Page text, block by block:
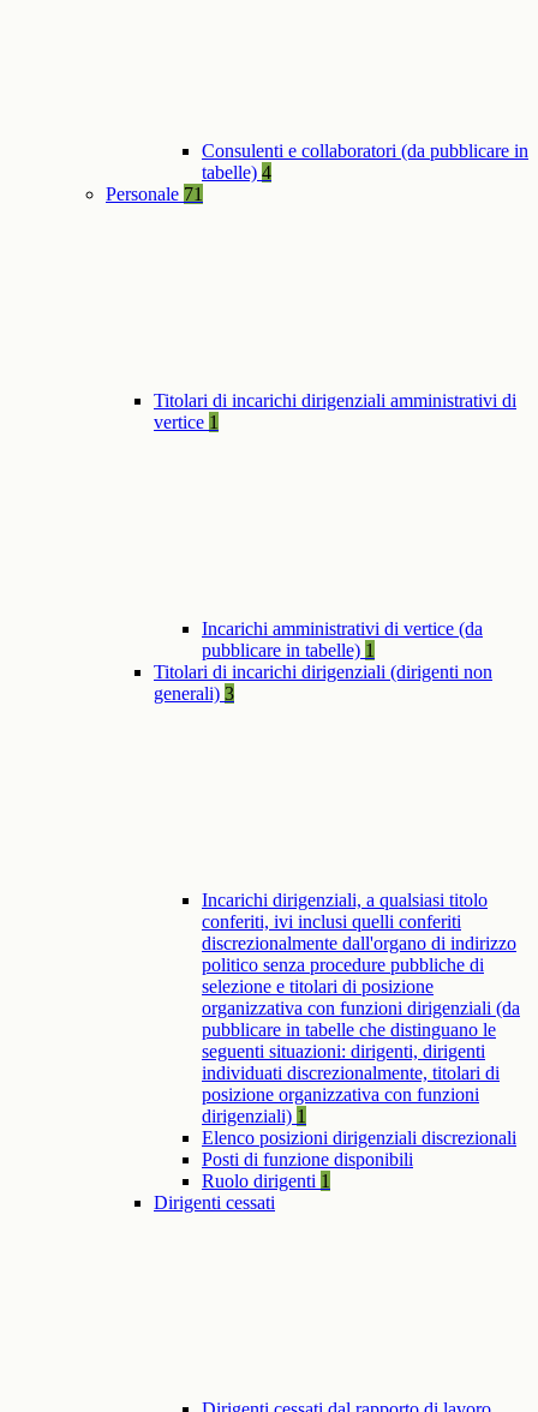
Consulenti e collaboratori (da pubblicare in
tabelle) 4
Personale 71
Titolari di incarichi dirigenziali amministrativi di
vertice 1
Incarichi amministrativi di vertice (da
pubblicare in tabelle) 1
Titolari di incarichi dirigenziali (dirigenti non
generali) 3
Incarichi dirigenziali, a qualsiasi titolo
conferiti, ivi inclusi quelli conferiti
discrezionalmente dall'organo di indirizzo
politico senza procedure pubbliche di
selezione e titolari di posizione
organizzativa con funzioni dirigenziali (da
pubblicare in tabelle che distinguano le
seguenti situazioni: dirigenti, dirigenti
individuati discrezionalmente, titolari di
posizione organizzativa con funzioni
dirigenziali) 1
Elenco posizioni dirigenziali discrezionali
Posti di funzione disponibili
Ruolo dirigenti 1
Dirigenti cessati